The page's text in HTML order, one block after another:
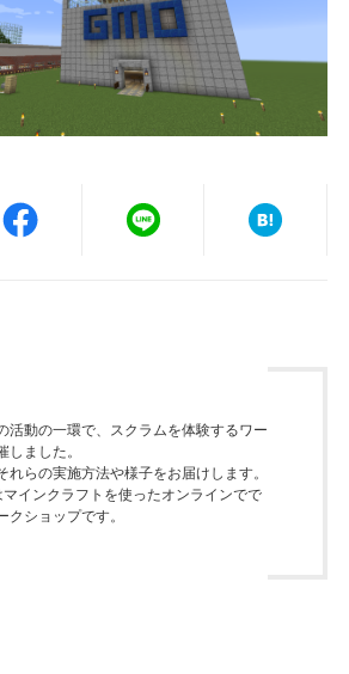
活動の一環で、スクラムを体験するワー
しました。
れらの実施方法や様子をお届けします。
インクラフトを使ったオンラインでで
クショップです。